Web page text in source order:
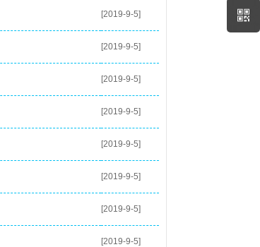
[2019-9-5]
[2019-9-5]
[2019-9-5]
[2019-9-5]
[2019-9-5]
[2019-9-5]
[2019-9-5]
[2019-9-5]